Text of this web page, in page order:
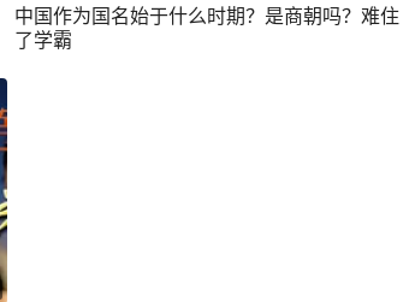
中国作为国名始于什么时期？是商朝吗？难住
了学霸